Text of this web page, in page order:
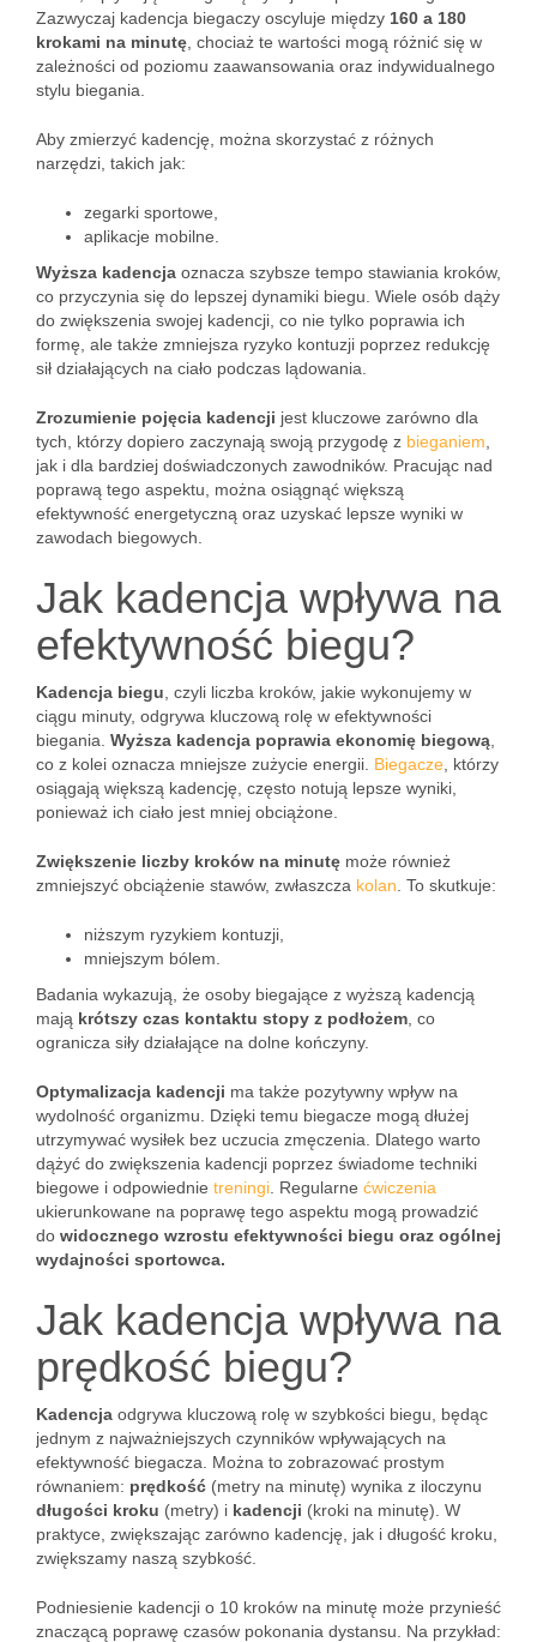
Zazwyczaj kadencja biegaczy oscyluje między 160 a 180
krokami na minutę , chociaż te wartości mogą różnić się w
zależności od poziomu zaawansowania oraz indywidualnego
stylu biegania.
Aby zmierzyć kadencję, można skorzystać z różnych
narzędzi, takich jak:
zegarki sportowe,
aplikacje mobilne.
Wyższa kadencja oznacza szybsze tempo stawiania kroków,
co przyczynia się do lepszej dynamiki biegu. Wiele osób dąży
do zwiększenia swojej kadencji, co nie tylko poprawia ich
formę, ale także zmniejsza ryzyko kontuzji poprzez redukcję
sił działających na ciało podczas lądowania.
Zrozumienie pojęcia kadencji jest kluczowe zarówno dla
tych, którzy dopiero zaczynają swoją przygodę z bieganiem
jak i dla bardziej doświadczonych zawodników. Pracując nad
poprawą tego aspektu, można osiągnąć większą
efektywność energetyczną oraz uzyskać lepsze wyniki w
zawodach biegowych.
Jak kadencja wpływa na
efektywność biegu?
Kadencja biegu , czyli liczba kroków, jakie wykonujemy w
ciągu minuty, odgrywa kluczową rolę w efektywności
biegania. Wyższa kadencja poprawia ekonomię biegową
co z kolei oznacza mniejsze zużycie energii. Biegacze , którzy
osiągają większą kadencję, często notują lepsze wyniki,
ponieważ ich ciało jest mniej obciążone.
Zwiększenie liczby kroków na minutę może również
zmniejszyć obciążenie stawów, zwłaszcza kolan . To skutkuje:
niższym ryzykiem kontuzji,
mniejszym bólem.
Badania wykazują, że osoby biegające z wyższą kadencją
mają krótszy czas kontaktu stopy z podłożem , co
ogranicza siły działające na dolne kończyny.
Optymalizacja kadencji ma także pozytywny wpływ na
wydolność organizmu. Dzięki temu biegacze mogą dłużej
utrzymywać wysiłek bez uczucia zmęczenia. Dlatego warto
dążyć do zwiększenia kadencji poprzez świadome techniki
biegowe i odpowiednie treningi . Regularne ćwiczenia
ukierunkowane na poprawę tego aspektu mogą prowadzić
do widocznego wzrostu efektywności biegu oraz ogólnej
wydajności sportowca.
Jak kadencja wpływa na
prędkość biegu?
Kadencja odgrywa kluczową rolę w szybkości biegu, będąc
jednym z najważniejszych czynników wpływających na
efektywność biegacza. Można to zobrazować prostym
równaniem: prędkość (metry na minutę) wynika z iloczynu
długości kroku (metry) i kadencji (kroki na minutę). W
praktyce, zwiększając zarówno kadencję, jak i długość kroku,
zwiększamy naszą szybkość.
Podniesienie kadencji o 10 kroków na minutę może przynieść
znaczącą poprawę czasów pokonania dystansu. Na przykład: